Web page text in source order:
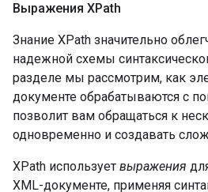
Выражения XPath
Знание XPath значительно
надежной схемы
разделе мы рассмотрим, как
документе обрабатываются с
позволит вам обращаться к
одновременно и создавать
XPath использует выражения
XML-документе, применяя